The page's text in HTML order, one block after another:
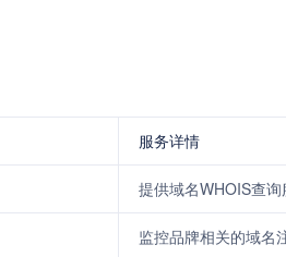
服务详情
提供域名WHOIS查
监控品牌相关的域名